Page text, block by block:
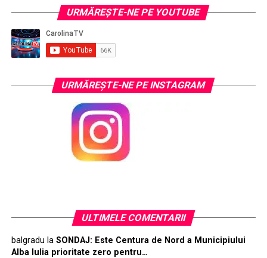
URMĂREŞTE-NE PE YOUTUBE
URMĂREŞTE-NE PE INSTAGRAM
ULTIMELE COMENTARII
balgradu la SONDAJ: Este Centura de Nord a Municipiului
Alba Iulia prioritate zero pentru…